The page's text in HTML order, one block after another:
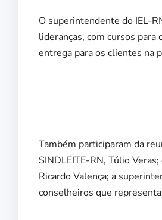
O superintendente do IEL-
lideranças, com cursos para
entrega para os clientes na
Também participaram da
SINDLEITE-RN, Túlio
Ricardo Valença; a
conselheiros que